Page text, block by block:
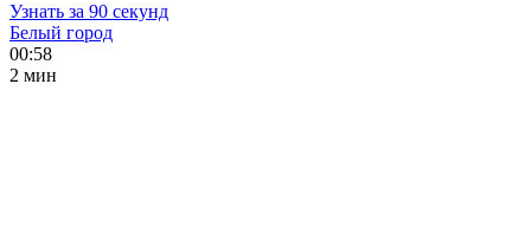
Узнать за 90 секунд
Белый город
00:58
2 мин